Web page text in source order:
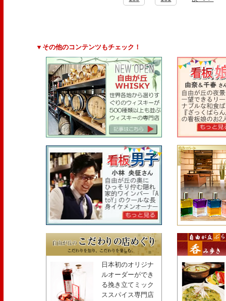
▼その他のコンテンツもチェック！
日本初のオリジナ
ルオーダーができ
る挽き立てミック
ススパイス専門店